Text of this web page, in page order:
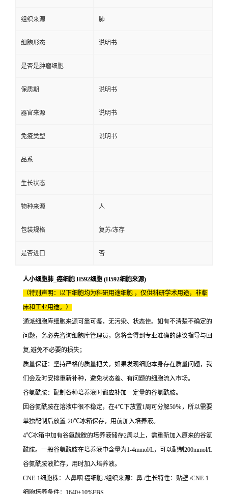
组织来源 肺
细胞形态 说明书
是否是肿瘤细胞
保质期 说明书
器官来源 说明书
免疫类型 说明书
品系
生长状态
物种来源 人
包装规格 复苏/冻存
是否进口 否
人小细胞肺_癌细胞 H592细胞 (H592细胞来源)
（特别声明：以下细胞均为科研用途细胞 ，仅供科研学术用途，非临
床和工业用途。）
通派细胞库细胞来源可靠可鉴，无污染、状态佳。如有不清楚不确定的
问题，务必先咨询细胞库管理员，您将会得到专业准确的建议指导与回
复,避免不必要的损失；
质量保证：坚持严格的质量把关，如果发现细胞本身存在质量问题，我
们会及时安排重新补种，避免状态差、有问题的细胞流入市场。
谷氨酰胺：配制各种培养液时都应补加一定量的谷氨酰胺。
因谷氨酰胺在溶液中很不稳定，在4℃下放置1周可分解50％，所以需要
单独配制后放置-20℃冰箱保存，用前加入培养液。
4℃冰箱中加有谷氨酰胺的培养液储存2周以上，需重新加入原来的谷氨
酰胺。一般谷氨酰胺在培养液中含量为1-4mmol/L，可以配制200mmol/L
谷氨酰胺液贮存，用时加入培养液。
CNE-1细胞株：人鼻咽 癌细胞 /组织来源：鼻 /生长特性：贴壁 /CNE-1
细胞培养条件：1640+10%FBS